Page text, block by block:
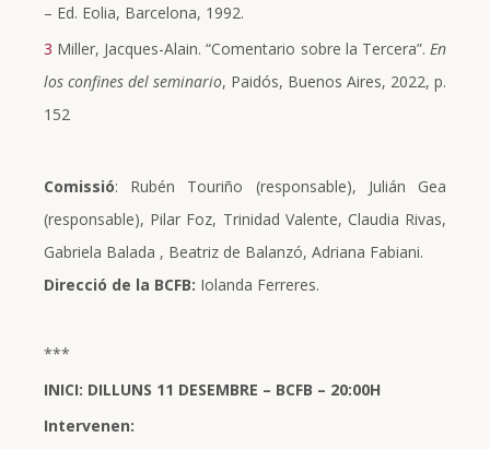
– Ed. Eolia, Barcelona, 1992.
3 Miller, Jacques-Alain. “Comentario sobre la Tercera”. En
los confines del seminario, Paidós, Buenos Aires, 2022, p.
152
Comissió: Rubén Touriño (responsable), Julián Gea
(responsable), Pilar Foz, Trinidad Valente, Claudia Rivas,
Gabriela Balada , Beatriz de Balanzó, Adriana Fabiani.
Direcció de la BCFB: Iolanda Ferreres.
***
INICI: DILLUNS 11 DESEMBRE – BCFB – 20:00H
Intervenen: